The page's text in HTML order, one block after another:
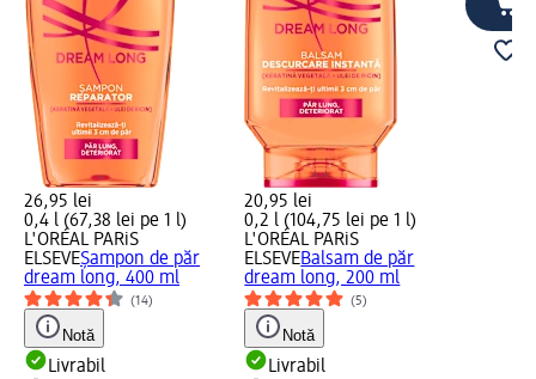
26,95 lei
0,4 l (67,38 lei pe 1 l)
L'ORÉAL PARiS
ELSEVEȘampon de păr
dream long, 400 ml
(14)
Notă
Livrabil
20,95 lei
0,2 l (104,75 lei pe 1 l)
L'ORÉAL PARiS
ELSEVEBalsam de păr
dream long, 200 ml
(5)
Notă
Livrabil